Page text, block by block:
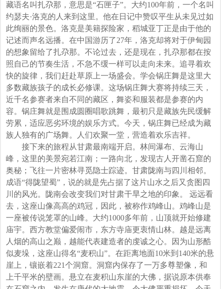
藏语名叫扎尕那，意思是“石匣子”。大约100年前，一个名叫
约瑟夫·洛克的人来到这里。他在日记中赞叹平生从未见过如
此绚丽的景色。洛克是美籍探险家，稻城亚丁正是由于他的
记述而声名远播。在中国游历了27年，洛克却将对于伊甸园
的想象留给了扎尕那。不论过去，还是现在，扎尕那都在按
照自己的节奏生活，不急不缓一样可以走向未来。追寻着欢
快的旋律，我们赶赴草原上一场盛会。学会锅庄舞是这里大
多数藏族孩子的成长必修课。这场锅庄舞大赛将持续三天，
近千名参赛者来自不同的藏区，舞姿和服装都是参赛的内
容。锅庄舞就是围成圆圈唱歌跳舞，最初只是藏族先民缓解
劳累，适应恶劣环境的娱乐方式。今天，锅庄舞已经成为藏
族人独有的广场舞。人们欢聚一堂，营造着欢乐吉祥。
接下来的旅程从甘肃最南端开启。林间瀑布、云海山
峰，这里的美景宛若江南；一路向北，发现古人开凿石窟的
奥秘；飞往一片密林寻觅隐士踪迹。甘肃陇南与四川相邻。
成语“得陇望蜀”，说的就是先占据了这片山水之后又贪图四
川的风光。陇南会改变我们对甘肃干旱之地的印象。 远远看
去，这座山像高高的鸡冠，因此，被称作鸡峰山。鸡峰山是
一座被传说笼罩的山峰。大约1000多年前，山顶就开始修建
庙宇。西方教堂偏爱闹市，东方寺庙更衷情山林。越是远离
人烟的高山之巅，越能代表建造者的虔诚之心。因为山形酷
似麦垛，这座山得名“麦积山”。在距离地面10米到140米的悬
崖上，镶嵌着221个洞窟。洞窟内保存了一万多尊塑像，和
上千平米的壁画。悬立在麦积山东崖的大佛，据说原本供奉